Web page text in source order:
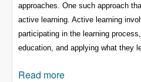
approaches. One such approach
active learning. Active learning
participating in the learning
education, and applying what they
Read more